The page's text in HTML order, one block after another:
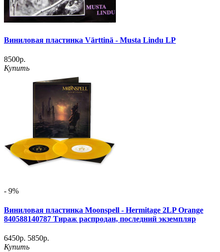
Виниловая пластинка Värttinä - Musta Lindu LP
8500р.
Купить
- 9%
Виниловая пластинка Moonspell - Hermitage 2LP Orange
840588140787 Тираж распродан, последний экземпляр
6450р. 5850р.
Купить